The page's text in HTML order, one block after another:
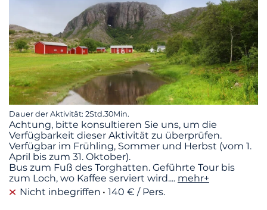
Dauer der Aktivität: 2Std.30Min.
Achtung, bitte konsultieren Sie uns, um die
Verfügbarkeit dieser Aktivität zu überprüfen.
Verfügbar im Frühling, Sommer und Herbst (vom 1.
April bis zum 31. Oktober).
Bus zum Fuß des Torghatten. Geführte Tour bis
zum Loch, wo Kaffee serviert wird.... mehr+
Nicht inbegriffen
140 € / Pers.